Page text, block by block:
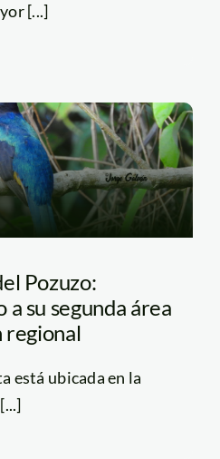
[...]
Pozuzo:
a su segunda área
regional
está ubicada en la